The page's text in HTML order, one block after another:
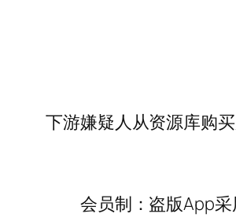
下游嫌疑人从资源库购
会员制：盗版App采